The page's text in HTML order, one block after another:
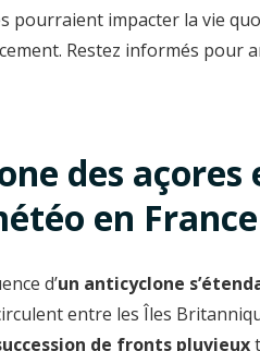
pourraient impacter la vie
Restez informés pour
des açores
en France
d’un anticyclone
entre les Îles
de fronts pluvieux